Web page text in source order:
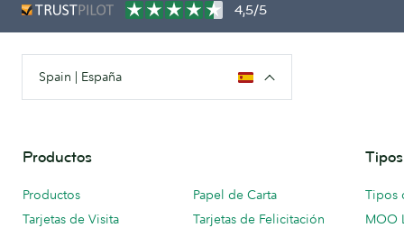
4,5/5
Spain | España
Productos
Productos
Tarjetas de Visita
Papel de Carta
Tarjetas de Felicitación
Tipos
MOO